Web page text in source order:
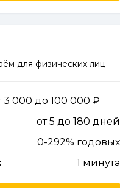
для физических лиц
3 000 до 100 000
от 5 до 180 дней
0-292% годовых
1 минута